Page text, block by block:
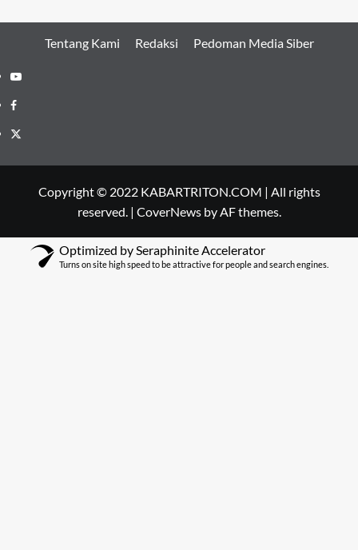
Tentang Kami Redaksi Pedoman Media Siber
Youtube
Facebook
Twitter
Copyright © 2022 KABARTRITON.COM | All rights
reserved. | CoverNewsby AF themes.
Optimized by Seraphinite Accelerator
Turns on site high speed to be attractive for people and search engines.